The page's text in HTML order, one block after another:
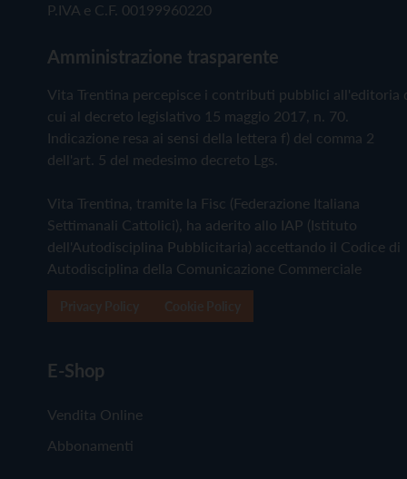
P.IVA e C.F. 00199960220
Amministrazione trasparente
Vita Trentina percepisce i contributi pubblici all'editoria
cui al decreto legislativo 15 maggio 2017, n. 70.
Indicazione resa ai sensi della lettera f) del comma 2
dell'art. 5 del medesimo decreto Lgs.
Vita Trentina, tramite la Fisc (Federazione Italiana
Settimanali Cattolici), ha aderito allo IAP (Istituto
dell'Autodisciplina Pubblicitaria) accettando il Codice di
Autodisciplina della Comunicazione Commerciale
E-Shop
Vendita Online
Abbonamenti